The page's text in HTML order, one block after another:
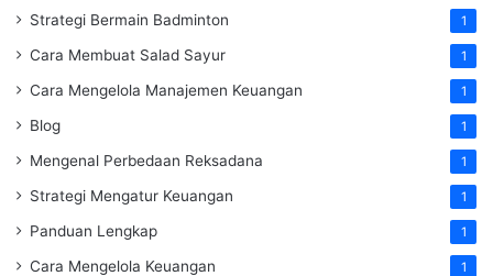
Strategi Bermain Badminton 1
Cara Membuat Salad Sayur 1
Cara Mengelola Manajemen Keuangan 1
Blog 1
Mengenal Perbedaan Reksadana 1
Strategi Mengatur Keuangan 1
Panduan Lengkap 1
Cara Mengelola Keuangan 1